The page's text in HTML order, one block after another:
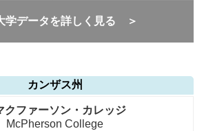
学データを詳しく見る ＞
カンザス州
クファーソン・カレッジ
McPherson College